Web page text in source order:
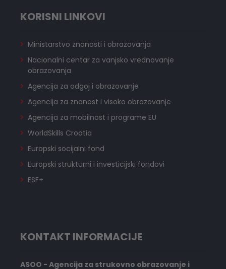
KORISNI LINKOVI
Ministarstvo znanosti i obrazovanja
Nacionalni centar za vanjsko vrednovanje
obrazovanja
Agencija za odgoj i obrazovanje
Agencija za znanost i visoko obrazovanje
Agencija za mobilnost i programe EU
WorldSkills Croatia
Europski socijalni fond
Europski strukturni i investicijski fondovi
ESF+
KONTAKT INFORMACIJE
ASOO - Agencija za strukovno obrazovanje i